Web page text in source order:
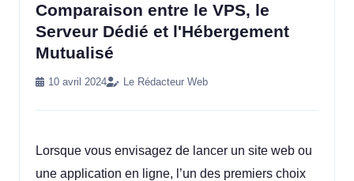
Comparaison entre le VPS, le
Serveur Dédié et l'Hébergement
Mutualisé
10 avril 2024 Le Rédacteur Web
Lorsque vous envisagez de lancer un site web ou
une application en ligne, l’un des premiers choix